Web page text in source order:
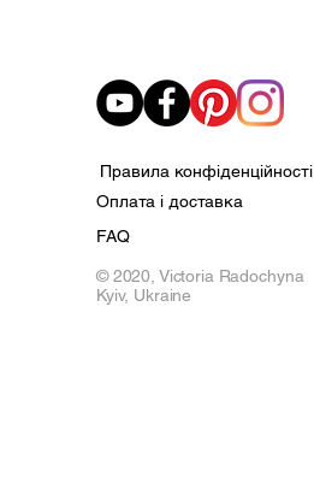
Правила конфіденційності
Оплата і доставка
FAQ
© 2020, Victoria Radochyna
Kyiv, Ukraine